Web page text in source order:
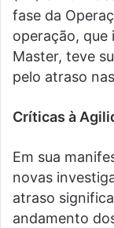
fase da
operação, que
Master, teve
pelo atraso
Críticas à
Em sua
novas
atraso
andamento